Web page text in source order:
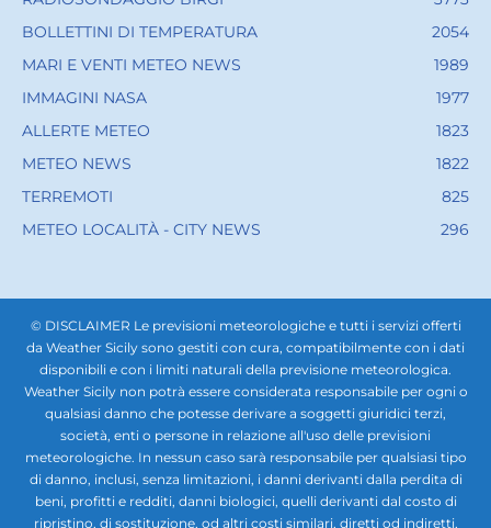
BOLLETTINI DI TEMPERATURA
2054
MARI E VENTI METEO NEWS
1989
IMMAGINI NASA
1977
ALLERTE METEO
1823
METEO NEWS
1822
TERREMOTI
825
METEO LOCALITÀ - CITY NEWS
296
© DISCLAIMER Le previsioni meteorologiche e tutti i servizi offerti
da Weather Sicily sono gestiti con cura, compatibilmente con i dati
disponibili e con i limiti naturali della previsione meteorologica.
Weather Sicily non potrà essere considerata responsabile per ogni o
qualsiasi danno che potesse derivare a soggetti giuridici terzi,
società, enti o persone in relazione all'uso delle previsioni
meteorologiche. In nessun caso sarà responsabile per qualsiasi tipo
di danno, inclusi, senza limitazioni, i danni derivanti dalla perdita di
beni, profitti e redditi, danni biologici, quelli derivanti dal costo di
ripristino, di sostituzione, od altri costi similari, diretti od indiretti,